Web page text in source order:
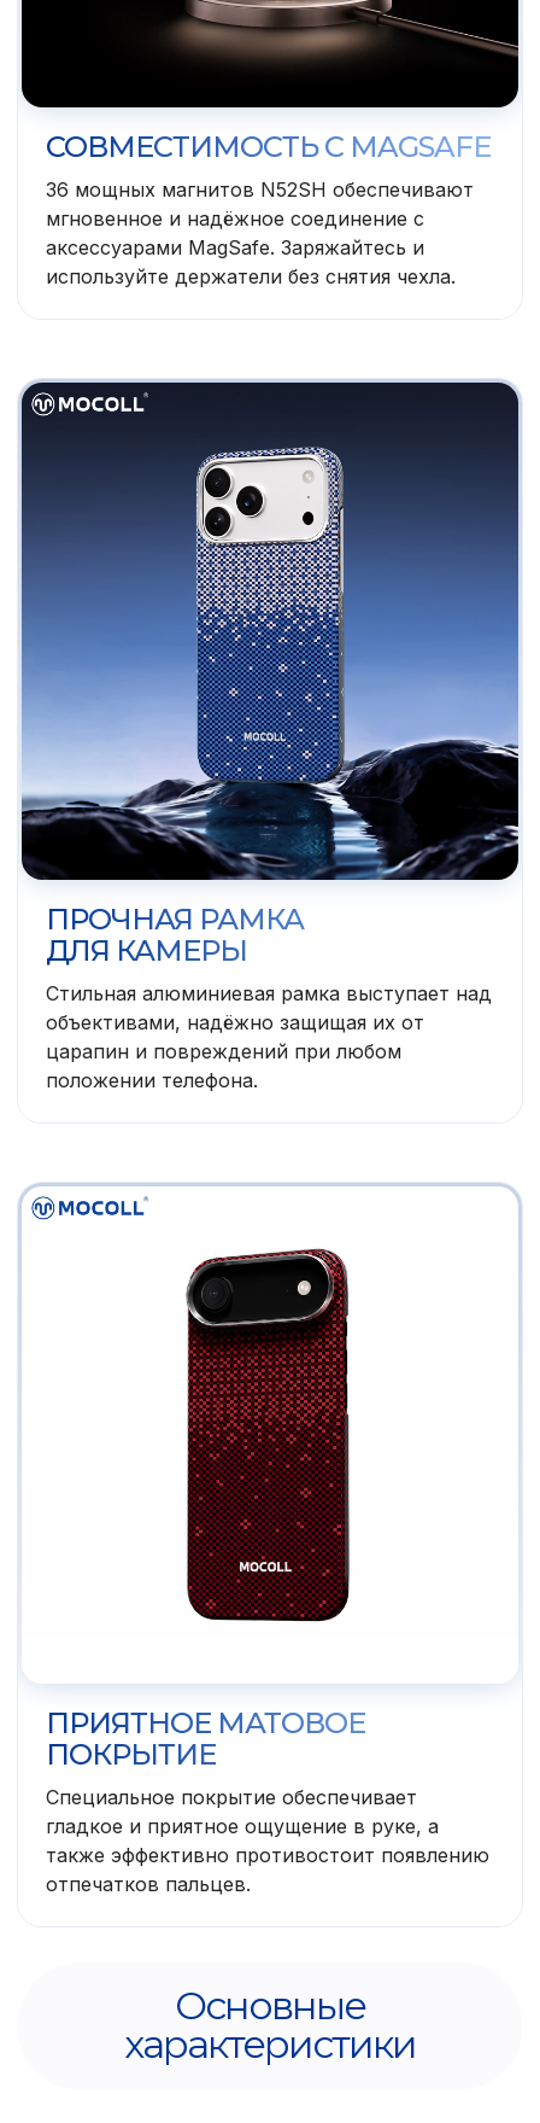
СОВМЕСТИМОСТЬ С MAGSAFE
36 мощных магнитов N52SH обеспечивают
мгновенное и надёжное соединение с
аксессуарами MagSafe. Заряжайтесь и
используйте держатели без снятия чехла.
ПРОЧНАЯ РАМКА
ДЛЯ КАМЕРЫ
Стильная алюминиевая рамка выступает над
объективами, надёжно защищая их от
царапин и повреждений при любом
положении телефона.
ПРИЯТНОЕ МАТОВОЕ
ПОКРЫТИЕ
Специальное покрытие обеспечивает
гладкое и приятное ощущение в руке, а
также эффективно противостоит появлению
отпечатков пальцев.
Основные
характеристики